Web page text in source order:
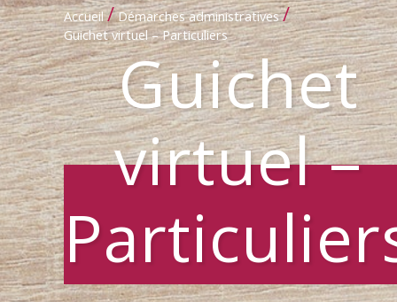
Accueil / Démarches administratives /
Guichet virtuel – Particuliers
Guichet
virtuel –